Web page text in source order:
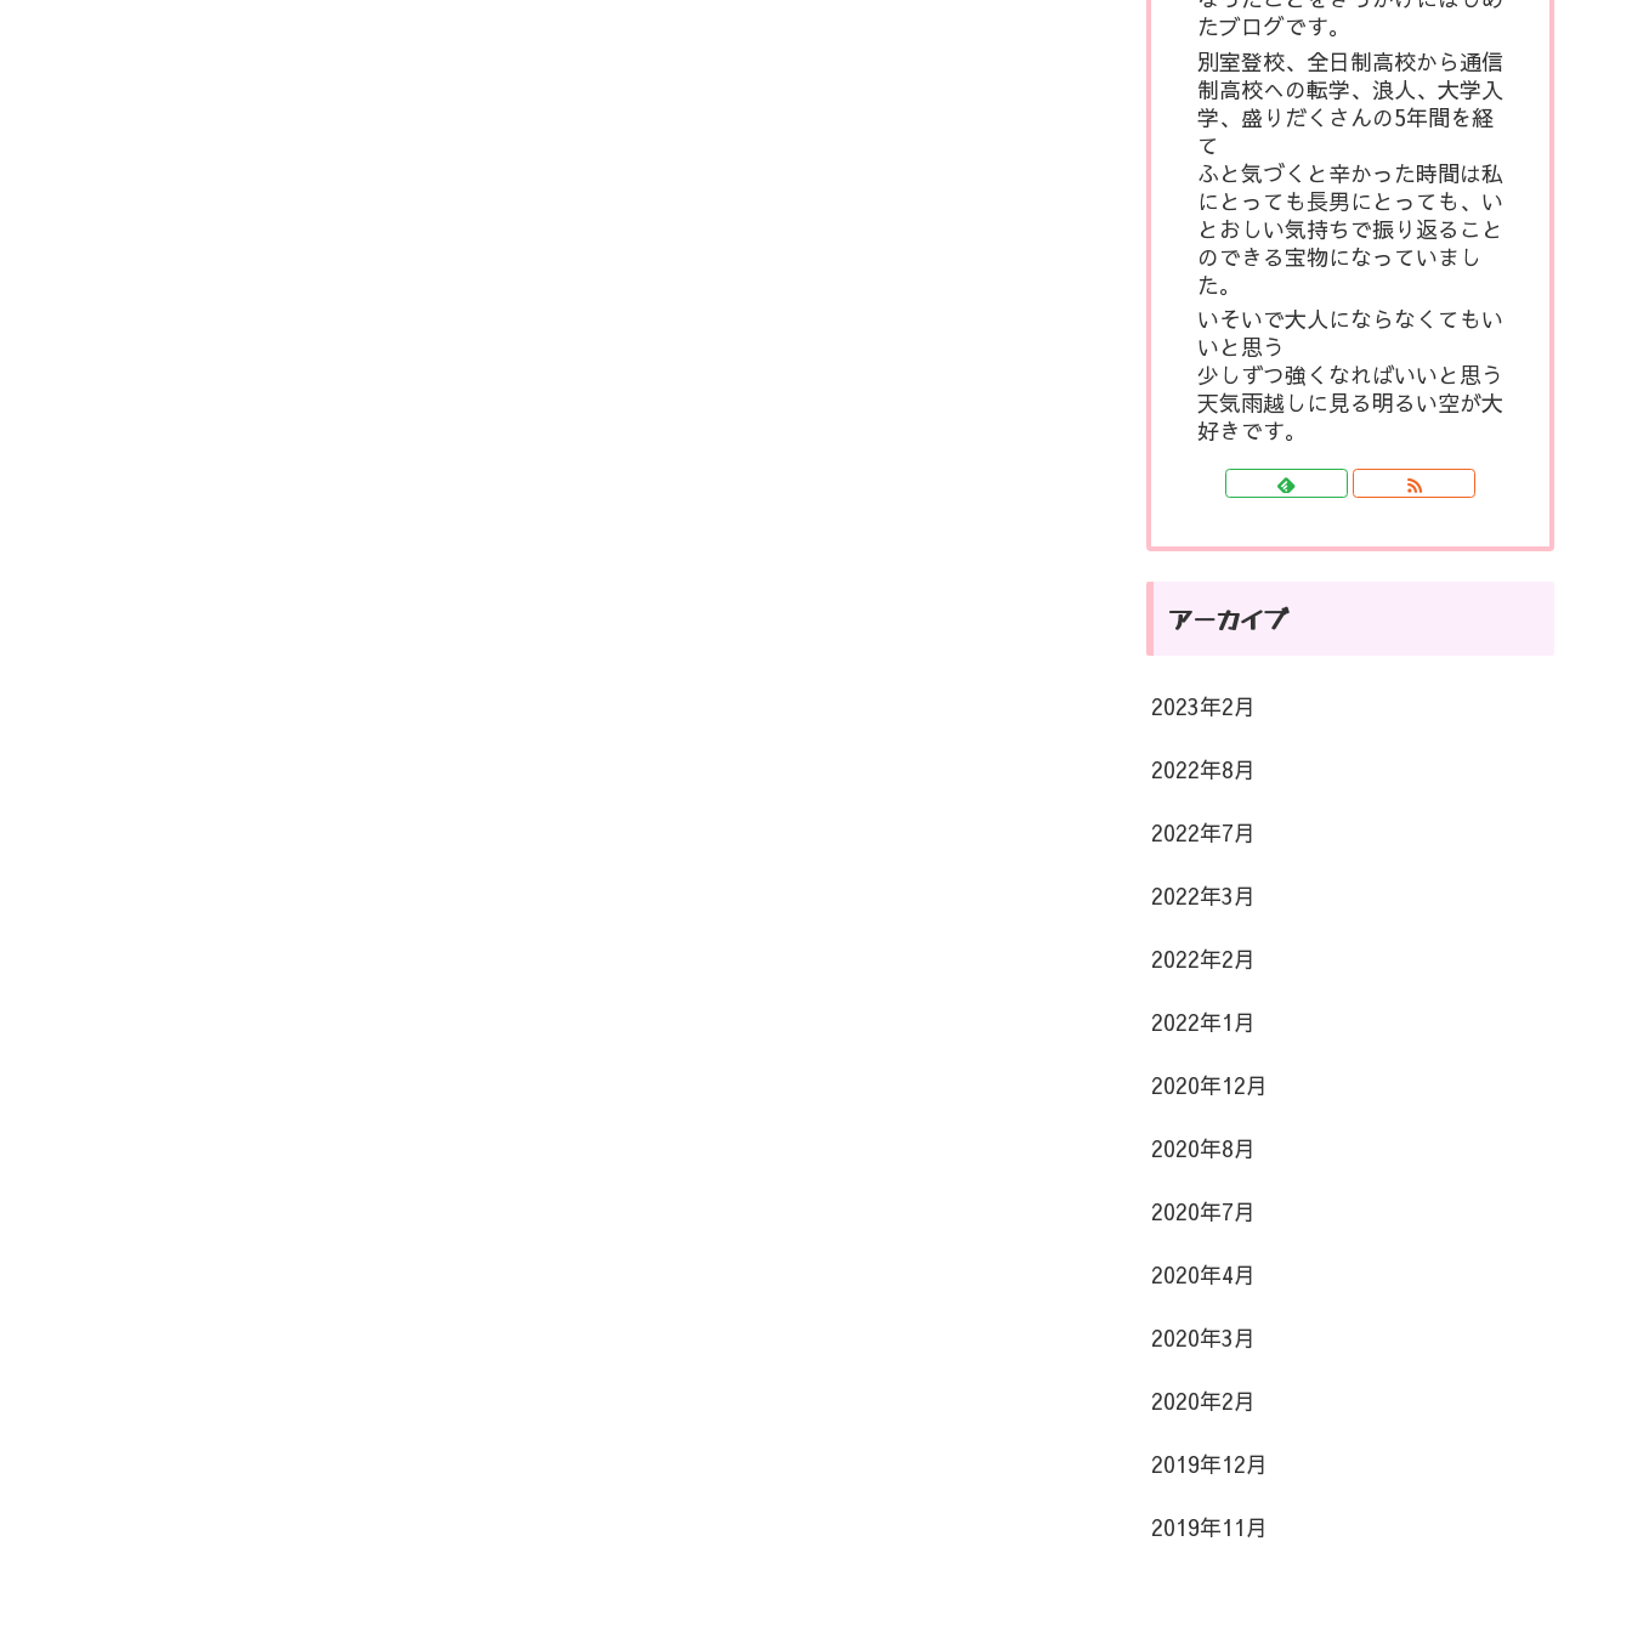
たブログです。
別室登校、全日制高校から通信
制高校への転学、浪人、大学入
学、盛りだくさんの5年間を経
て
ふと気づくと辛かった時間は私
にとっても長男にとっても、い
とおしい気持ちで振り返ること
のできる宝物になっていまし
た。
いそいで大人にならなくてもい
いと思う
少しずつ強くなればいいと思う
天気雨越しに見る明るい空が大
好きです。
アーカイブ
2023年2月
2022年8月
2022年7月
2022年3月
2022年2月
2022年1月
2020年12月
2020年8月
2020年7月
2020年4月
2020年3月
2020年2月
2019年12月
2019年11月